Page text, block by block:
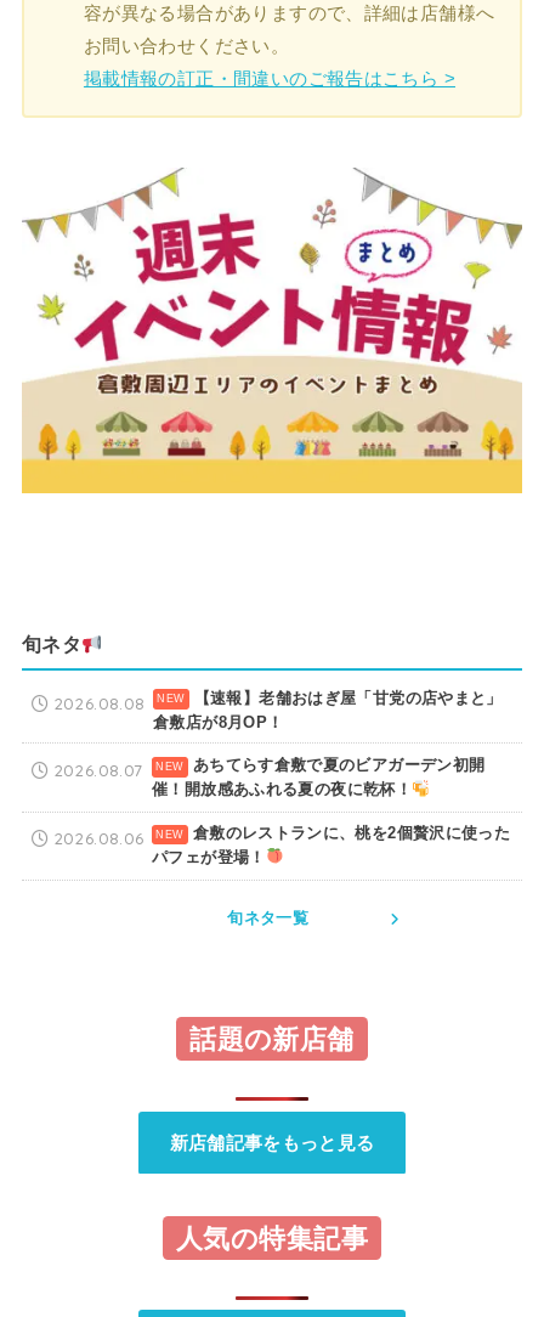
容が異なる場合がありますので、詳細は店舗様へ
お問い合わせください。
掲載情報の訂正・間違いのご報告はこちら >
旬ネタ
【速報】老舗おはぎ屋「甘党の店やまと」
倉敷店が8月OP！
2026.08.08
あちてらす倉敷で夏のビアガーデン初開
催！開放感あふれる夏の夜に乾杯！
2026.08.07
倉敷のレストランに、桃を2個贅沢に使った
パフェが登場！
2026.08.06
旬ネタ一覧
話題の新店舗
新店舗記事をもっと見る
人気の特集記事